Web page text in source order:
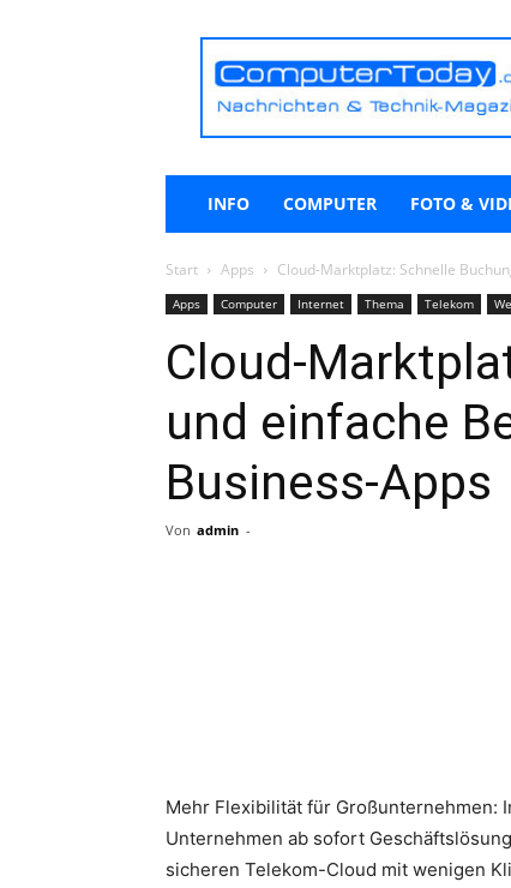
ComputerToday.de
INFO COMPUTER FOTO &
Start Apps Cloud-Marktplatz: Schnelle
Apps Computer Internet Thema Telekom
Cloud-
und einfache
Business-Apps
Von admin -
Mehr Flexibilität für Großunternehmen:
Unternehmen ab sofort
sicheren Telekom-Cloud mit wenigen